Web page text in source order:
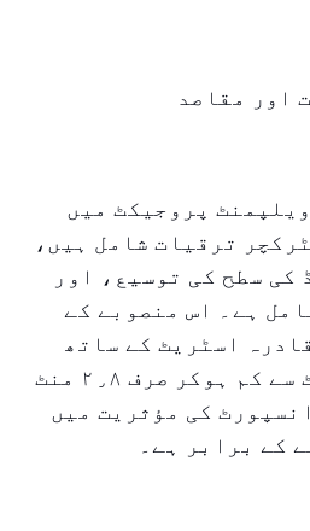
اور مقاصد
پروجیکٹ میں
ترقیات شامل ہیں،
کی سطح کی توسیع، اور
ہے۔ اس منصوبے کے
اسٹریٹ کے ساتھ
سفر کا وقت ۹٫۴ منٹ سے کم ہوکر صرف ۲٫۸ منٹ
کی مؤثریت میں
کے برابر ہے۔